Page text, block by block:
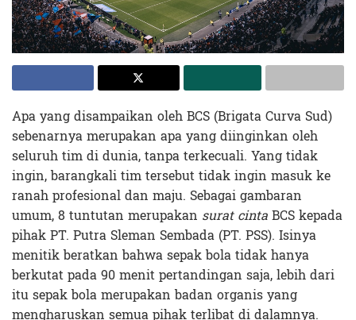
Apa yang disampaikan oleh BCS (Brigata Curva Sud)
sebenarnya merupakan apa yang diinginkan oleh
seluruh tim di dunia, tanpa terkecuali. Yang tidak
ingin, barangkali tim tersebut tidak ingin masuk ke
ranah profesional dan maju. Sebagai gambaran
umum, 8 tuntutan merupakan surat cintaBCS kepada
pihak PT. Putra Sleman Sembada (PT. PSS). Isinya
menitik beratkan bahwa sepak bola tidak hanya
berkutat pada 90 menit pertandingan saja, lebih dari
itu sepak bola merupakan badan organis yang
mengharuskan semua pihak terlibat di dalamnya.